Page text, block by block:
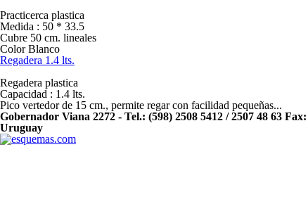
Practicerca plastica
Medida : 50 * 33.5
Cubre 50 cm. lineales
Color Blanco
Regadera 1.4 lts.
Regadera plastica
Capacidad : 1.4 lts.
Pico vertedor de 15 cm., permite regar con facilidad pequeñas...
Gobernador Viana 2272 - Tel.: (598) 2508 5412 / 2507 48 63
Uruguay